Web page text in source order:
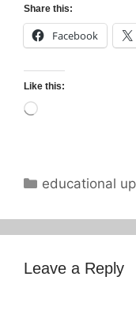
Share this:
Facebook
Like this:
Loading…
Categories
educational
Leave a Reply